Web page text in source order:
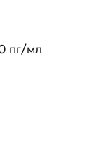
пг/мл